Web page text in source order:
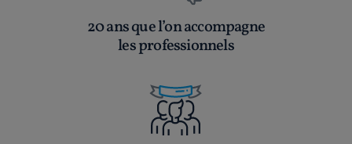
20 ans que l’on accompagne
les professionnels